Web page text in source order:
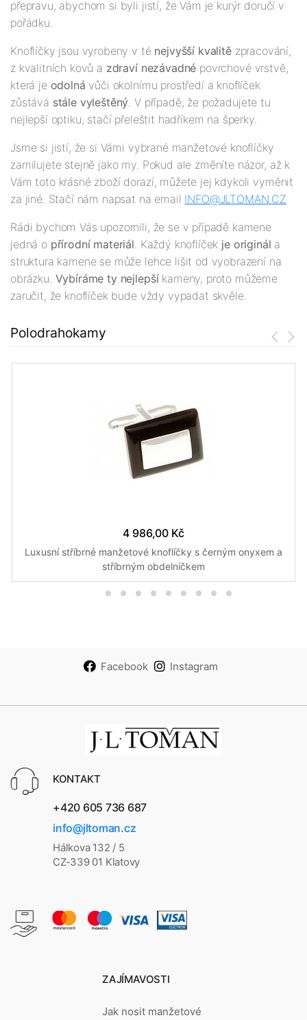
přepravu, abychom si byli jistí, že Vám je kurýr doručí v
pořádku.
Knoflíčky jsou vyrobeny v té nejvyšší kvalitězpracování,
z kvalitních kovů a zdraví nezávadné povrchové vrstvě,
která je odolná vůči okolnímu prostředí a knoflíček
zůstává stále vyleštěný. V případě, že požadujete tu
nejlepší optiku, stačí přeleštit hadříkem na šperky.
Jsme si jistí, že si Vámi vybrané manžetové knoflíčky
zamilujete stejně jako my. Pokud ale změníte názor, až k
Vám toto krásné zboží dorazí, můžete jej kdykoli vyměnit
za jiné. Stačí nám napsat na email INFO@JLTOMAN.CZ
Rádi bychom Vás upozornili, že se v případě kamene
jedná o přírodní materiál. Každý knoflíček je originál a
struktura kamene se může lehce lišit od vyobrazení na
obrázku. Vybíráme ty nejlepšíkameny, proto můžeme
zaručit, že knoflíček bude vždy vypadat skvěle.
Polodrahokamy
4 986,00 Kč
Luxusní stříbrné manžetové knoflíčky s černým onyxem a
stříbrným obdelníčkem
Facebook Instagram
KONTAKT
+420 605 736 687
info@jltoman.cz
Hálkova 132 / 5
CZ-339 01 Klatovy
ZAJÍMAVOSTI
Jak nosit manžetové